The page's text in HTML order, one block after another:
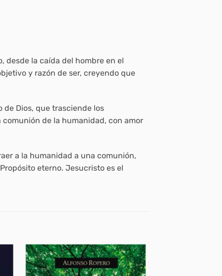
desde la caída del hombre en el
y razón de ser, creyendo que
Dios, que trasciende los
de la humanidad, con amor
a la humanidad a una comunión,
eterno. Jesucristo es el